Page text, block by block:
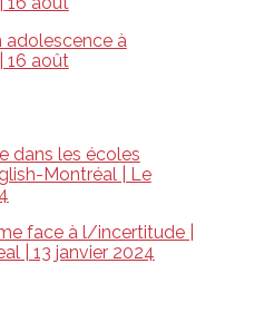
adolescence à
16 août
dans les écoles
Montréal | Le
face à l/incertitude |
| 13 janvier 2024